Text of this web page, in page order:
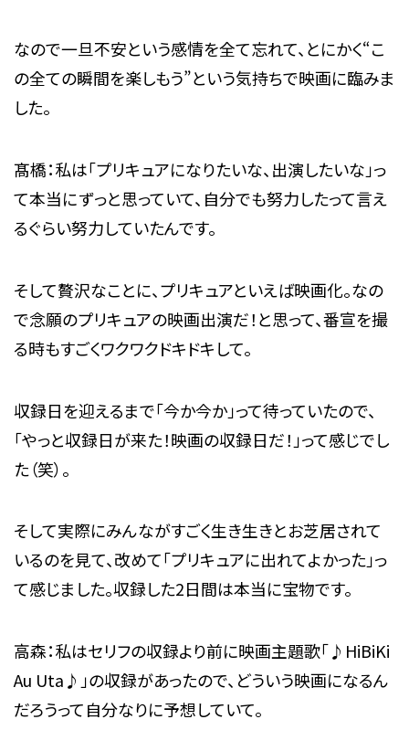
なので一旦不安という感情を全て忘れて、とにかく“こ
の全ての瞬間を楽しもう”という気持ちで映画に臨みま
した。
髙橋：私は「プリキュアになりたいな、出演したいな」っ
て本当にずっと思っていて、自分でも努力したって言え
るぐらい努力していたんです。
そして贅沢なことに、プリキュアといえば映画化。なの
で念願のプリキュアの映画出演だ！と思って、番宣を撮
る時もすごくワクワクドキドキして。
収録日を迎えるまで「今か今か」って待っていたので、
「やっと収録日が来た！映画の収録日だ！」って感じでし
た（笑）。
そして実際にみんながすごく生き生きとお芝居されて
いるのを見て、改めて「プリキュアに出れてよかった」っ
て感じました。収録した2日間は本当に宝物です。
高森：私はセリフの収録より前に映画主題歌「♪HiBiKi
Au Uta♪」の収録があったので、どういう映画になるん
だろうって自分なりに予想していて。